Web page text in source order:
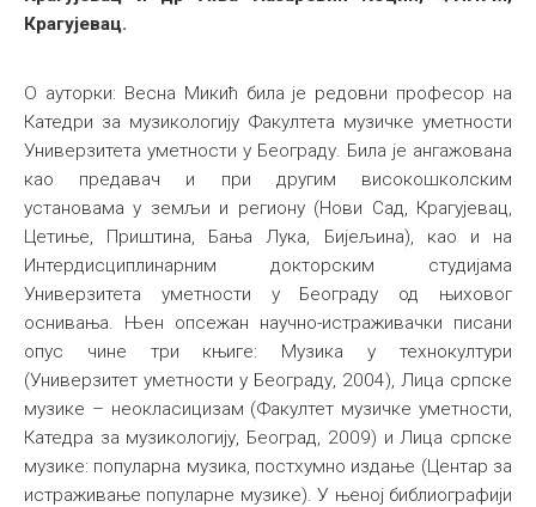
Крагујевац.
О ауторки: Весна Микић била је редовни професор на
Катедри за музикологију Факултета музичке уметности
Универзитета уметности у Београду. Била је ангажована
као предавач и при другим високошколским
установама у земљи и региону (Нови Сад, Крагујевац,
Цетиње, Приштина, Бања Лука, Бијељина), као и на
Интердисциплинарним докторским студијама
Универзитета уметности у Београду од њиховог
оснивања. Њен опсежан научно-истраживачки писани
опус чине три књиге: Музика у технокултури
(Универзитет уметности у Београду, 2004), Лица српске
музике – неокласицизам (Факултет музичке уметности,
Катедра за музикологију, Београд, 2009) и Лица српске
музике: популарна музика, постхумно издање (Центар за
истраживање популарне музике). У њеној библиографији